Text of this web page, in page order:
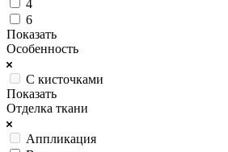
4
6
Показать
Особенность
С кисточками
Показать
Отделка ткани
Аппликация